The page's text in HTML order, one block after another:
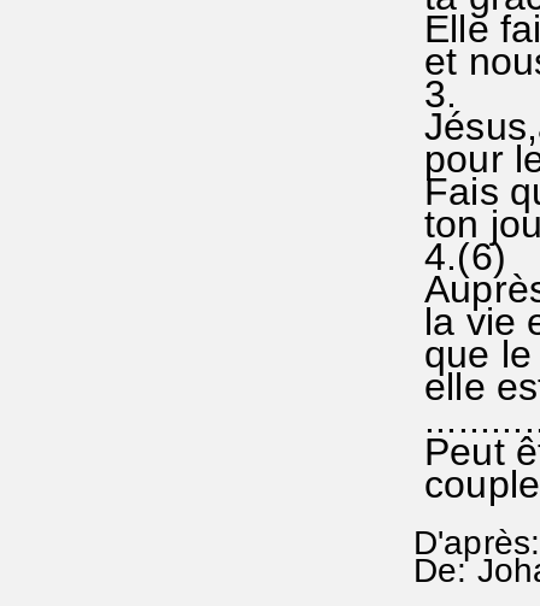
Elle
et
3.
pour
Fais
ton
4.(6)
la vie
que
elle
Peut
De: